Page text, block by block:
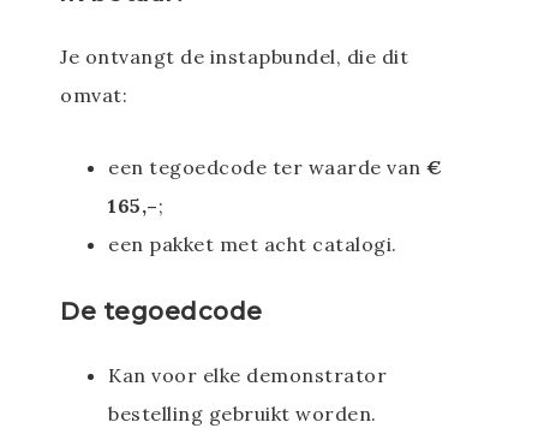
Je ontvangt de instapbundel, die dit
omvat:
een tegoedcode ter waarde van €
165,–;
een pakket met acht catalogi.
De tegoedcode
Kan voor elke demonstrator
bestelling gebruikt worden.